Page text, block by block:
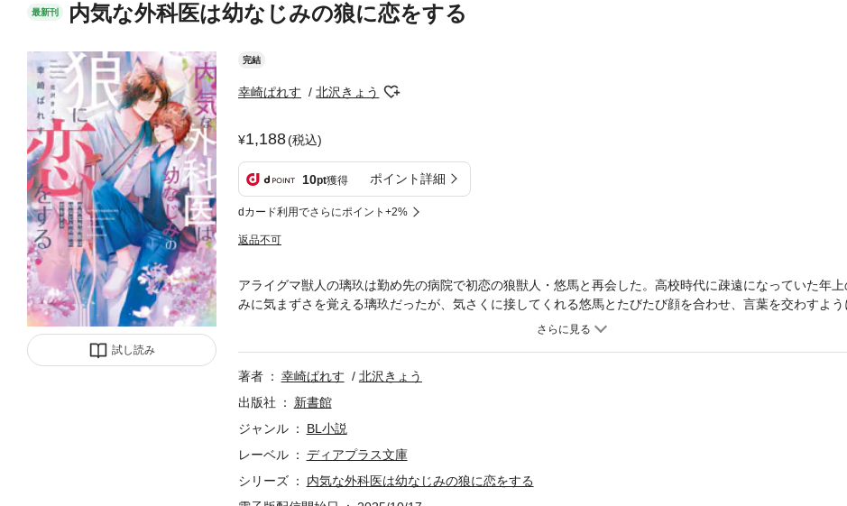
最新刊 内気な外科医は幼なじみの狼に恋をする
試し読み
完結
幸崎ぱれす 北沢きょう
1,188(税込)
10pt獲得 ポイント詳細
dカード利用でさらにポイント+2%
返品不可
アライグマ獣人の璃玖は勤め先の病院で初恋の狼獣人・悠馬と再会した。高校時代に疎遠になっていた年上
みに気まずさを覚える璃玖だったが、気さくに接してくれる悠馬とたびたび顔を合わせ、言葉を交わすよう
そのうち璃玖がモンスターペイシェントの標的にされていると知り、心配した悠馬が退院後の同居を申し出
独占欲強めの狼獣人×臆病で慎重なアライグマ獣人、再会スローステップ・ラブ！ 「新人外科医は白獅子
る」スピンオフ。
著者 幸崎ぱれす
北沢きょう
出版社
新書館
ジャンル
BL小説
レーベル
ディアプラス文庫
シリーズ
内気な外科医は幼なじみの狼に恋をする